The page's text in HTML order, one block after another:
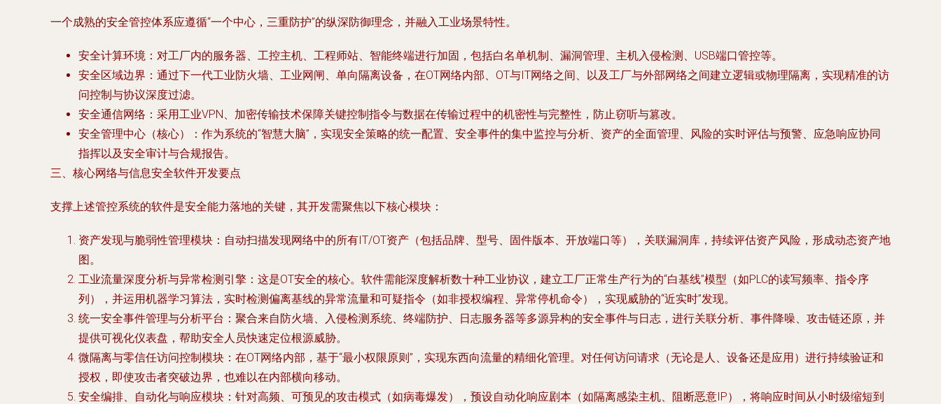
一个成熟的安全管控体系应遵循“一个中心，三重防护”的纵深防御理念，并融入工业场景特性。
安全计算环境 ：对工厂内的服务器、工控主机、工程师站、智能终端进行加固，包括白名单机制、漏洞管理、主机入侵检测、USB端口管控等。
安全区域边界 ：通过下一代工业防火墙、工业网闸、单向隔离设备，在OT网络内部、OT与IT网络之间、以及工厂与外部网络之间建立逻辑或物理隔离，实现精准的访
问控制与协议深度过滤。
安全通信网络 ：采用工业VPN、加密传输技术保障关键控制指令与数据在传输过程中的机密性与完整性，防止窃听与篡改。
安全管理中心（核心）
：作为系统的“智慧大脑”，实现安全策略的统一配置、安全事件的集中监控与分析、资产的全面管理、风险的实时评估与预警、应急响应协同
指挥以及安全审计与合规报告。
三、核心网络与信息安全软件开发要点
支撑上述管控系统的软件是安全能力落地的关键，其开发需聚焦以下核心模块：
资产发现与脆弱性管理模块 ：自动扫描发现网络中的所有IT/OT资产（包括品牌、型号、固件版本、开放端口等），关联漏洞库，持续评估资产风险，形成动态资产地
图。
工业流量深度分析与异常检测引擎 ：这是OT安全的核心。软件需能深度解析数十种工业协议，建立工厂正常生产行为的“白基线”模型（如PLC的读写频率、指令序
列），并运用机器学习算法，实时检测偏离基线的异常流量和可疑指令（如非授权编程、异常停机命令），实现威胁的“近实时”发现。
统一安全事件管理与分析平台 ：聚合来自防火墙、入侵检测系统、终端防护、日志服务器等多源异构的安全事件与日志，进行关联分析、事件降噪、攻击链还原，并
提供可视化仪表盘，帮助安全人员快速定位根源威胁。
微隔离与零信任访问控制模块 ：在OT网络内部，基于“最小权限原则”，实现东西向流量的精细化管理。对任何访问请求（无论是人、设备还是应用）进行持续验证和
授权，即使攻击者突破边界，也难以在内部横向移动。
安全编排、自动化与响应模块 ：针对高频、可预见的攻击模式（如病毒爆发），预设自动化响应剧本（如隔离感染主机、阻断恶意IP），将响应时间从小时级缩短到